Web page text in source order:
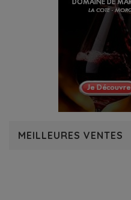
MEILLEURES VENTES